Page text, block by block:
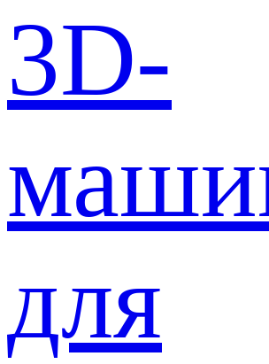
3D-
для